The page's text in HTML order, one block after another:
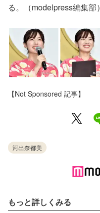
る。（modelpress編集部）
【Not Sponsored 記事】
河出奈都美
もっと詳しくみる